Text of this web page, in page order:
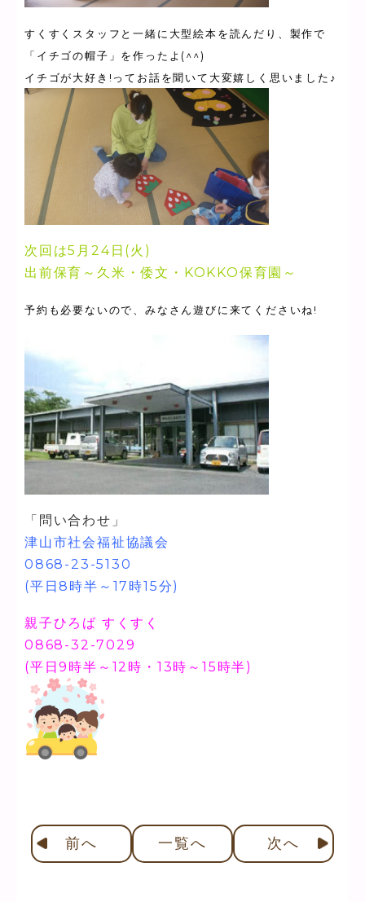
すくすくスタッフと一緒に大型絵本を読んだり、製作で
「イチゴの帽子」を作ったよ(^^)
イチゴが大好き!ってお話を聞いて大変嬉しく思いました♪
次回は5月24日(火)
出前保育～久米・倭文・KOKKO保育園～
予約も必要ないので、みなさん遊びに来てくださいね!
「問い合わせ」
津山市社会福祉協議会
0868-23-5130
(平日8時半～17時15分)
親子ひろば すくすく
0868-32-7029
(平日9時半～12時・13時～15時半)
前へ 一覧へ 次へ